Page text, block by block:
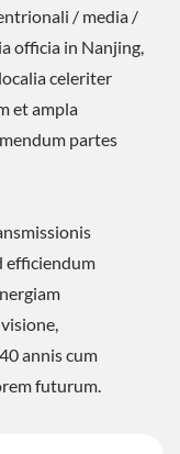
/ media /
officia in Nanjing,
celeriter
et ampla
partes
efficiendum
annis cum
futurum.